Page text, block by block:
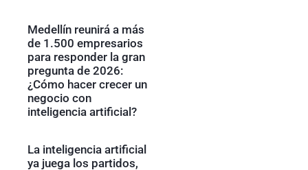
Medellín reunirá a más
de 1.500 empresarios
para responder la gran
pregunta de 2026:
¿Cómo hacer crecer un
negocio con
inteligencia artificial?
La inteligencia artificial
ya juega los partidos,